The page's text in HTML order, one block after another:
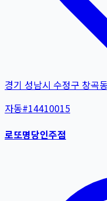
경기 성남시 수정구 창곡
자동#14410015
로또명당인주점